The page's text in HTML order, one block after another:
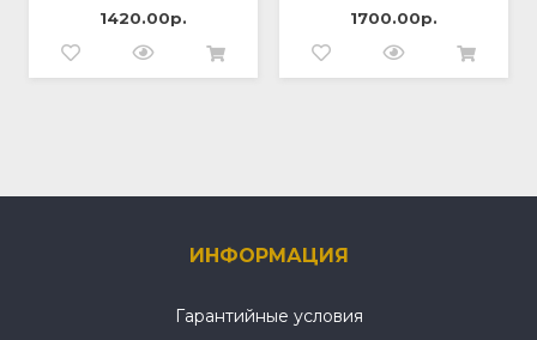
1420.00р. 1700.00р.
ИНФОРМАЦИЯ
Гарантийные условия